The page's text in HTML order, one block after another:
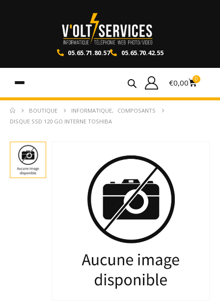
05.65.71.80.57 05.65.70.42.55
€0,00 0
BOUTIQUE INFORMATIQUE,
COMPOSANTS
DISQUE SSD 120 GO INTERNE TOSHIBA